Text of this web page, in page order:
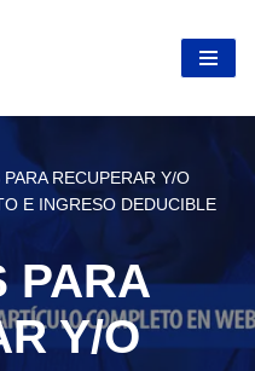
RECUPERAR Y/O
E INGRESO DEDUCIBLE
PARA
Y/O